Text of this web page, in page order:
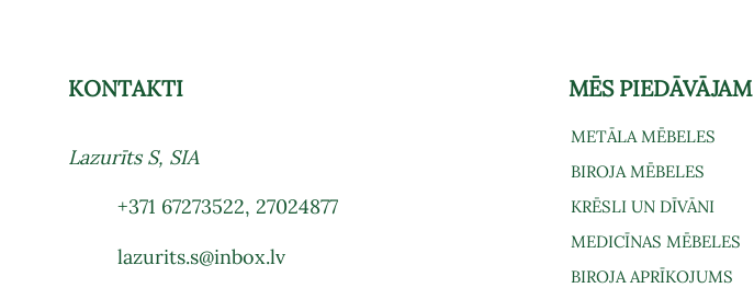
KONTAKTI
Lazurīts S, SIA
+371 67273522,27024877
lazurits.s@inbox.lv
MĒS PIEDĀVĀJAM
METĀLA MĒBELES
BIROJA MĒBELES
KRĒSLI UN DĪVĀNI
MEDICĪNAS MĒBELES
BIROJA APRĪKOJUMS